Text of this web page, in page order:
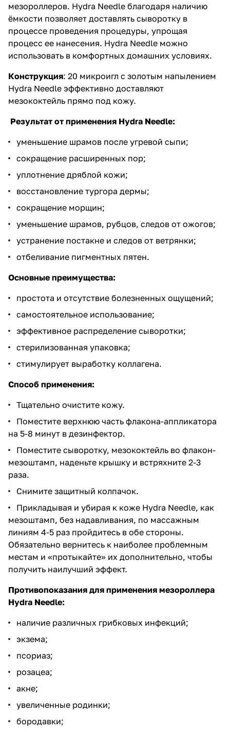
мезороллеров. Hydra Needle благодаря наличию
ёмкости позволяет доставлять сыворотку в
процессе проведения процедуры, упрощая
процесс ее нанесения. Hydra Needle можно
использовать в комфортных домашних условиях.
Конструкция: 20 микроигл с золотым напылением
Hydra Needle эффективно доставляют
мезококтейль прямо под кожу.
Результат от применения Hydra Needle:
уменьшение шрамов после угревой сыпи;
сокращение расширенных пор;
уплотнение дряблой кожи;
восстановление тургора дермы;
сокращение морщин;
уменьшение шрамов, рубцов, следов от ожогов;
устранение постакне и следов от ветрянки;
отбеливание пигментных пятен.
Основные преимущества:
простота и отсутствие болезненных ощущений;
самостоятельное использование;
эффективное распределение сыворотки;
стерилизованная упаковка;
стимулирует выработку коллагена.
Способ применения:
Тщательно очистите кожу.
Поместите верхнюю часть флакона-аппликатора
на 5-8 минут в дезинфектор.
Поместите сыворотку, мезококтейль во флакон-
мезоштамп, наденьте крышку и встряхните 2-3
раза.
Снимите защитный колпачок.
Прикладывая и убирая к коже Hydra Needle, как
мезоштамп, без надавливания, по массажным
линиям 4-5 раз пройдитесь в обе стороны.
Обязательно вернитесь к наиболее проблемным
местам и «протыкайте» их дополнительно, чтобы
получить наилучший эффект.
Противопоказания для применения мезороллера
Hydra Needle:
наличие различных грибковых инфекций;
экзема;
псориаз;
розацеа;
акне;
увеличенные родинки;
бородавки;